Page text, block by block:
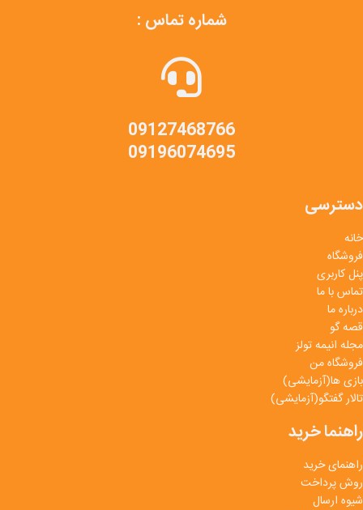
شماره تماس :
09127468766
09196074695
دسترسی
خانه
فروشگاه
پنل کاربری
تماس با ما
درباره ما
قصه گو
مجله انیمه تولز
فروشگاه من
بازی ها(آزمایشی)
تالار گفتگو(آزمایشی)
راهنما خرید
راهنمای خرید
روش پرداخت
شیوه ارسال